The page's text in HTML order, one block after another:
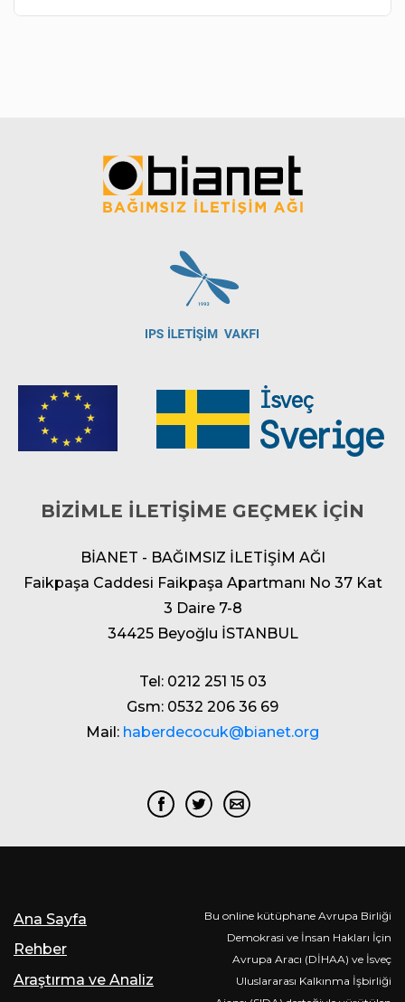
BİZİMLE İLETİŞİME GEÇMEK İÇİN
BİANET - BAĞIMSIZ İLETİŞİM AĞI
Faikpaşa Caddesi Faikpaşa Apartmanı No 37 Kat
3 Daire 7-8
34425 Beyoğlu İSTANBUL
Tel: 0212 251 15 03
Gsm: 0532 206 36 69
Mail: haberdecocuk@bianet.org
Ana Sayfa
Rehber
Araştırma ve Analiz
Bu online kütüphane Avrupa Birliği
Demokrasi ve İnsan Hakları İçin
Avrupa Aracı (DİHAA) ve İsveç
Uluslararası Kalkınma İşbirliği